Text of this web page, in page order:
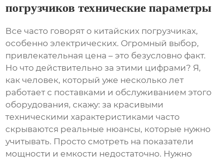
погрузчиков технические параметры
Все часто говорят о китайских погрузчиках,
особенно электрических. Огромный выбор,
привлекательная цена – это безусловно факт.
Но что действительно за этими цифрами? Я,
как человек, который уже несколько лет
работает с поставками и обслуживанием этого
оборудования, скажу: за красивыми
техническими характеристиками часто
скрываются реальные нюансы, которые нужно
учитывать. Просто смотреть на показатели
мощности и емкости недостаточно. Нужно